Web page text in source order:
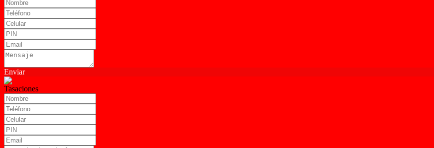
Enviar
Tasaciones